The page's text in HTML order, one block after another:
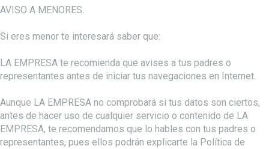
AVISO A MENORES.
Si eres menor te interesará saber que:
LA EMPRESA te recomienda que avises a tus padres o
representantes antes de iniciar tus navegaciones en Internet.
Aunque LA EMPRESA no comprobará si tus datos son ciertos,
antes de hacer uso de cualquier servicio o contenido de LA
EMPRESA, te recomendamos que lo hables con tus padres o
representantes, pues ellos podrán explicarte la Política de